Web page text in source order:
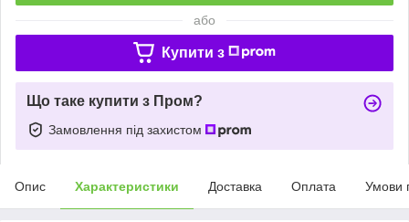
або
Купити з
Що таке купити з Пром?
Замовлення під захистом
Опис Характеристики Доставка Оплата Умови